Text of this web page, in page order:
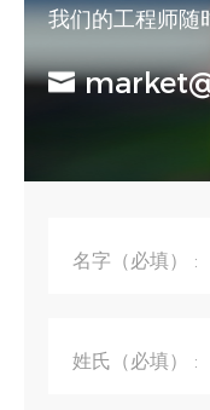
我们的工程师随
名字（必填） :
姓氏（必填） :